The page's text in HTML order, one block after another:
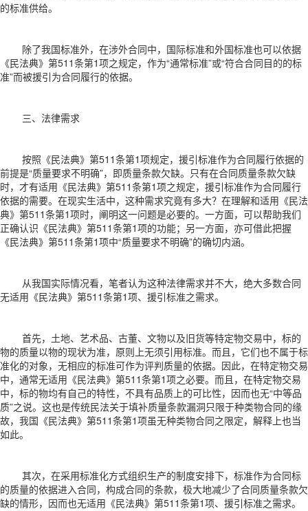
的标准供给。
除了我国标准外，在涉外合同中，国际标准和外国标准也可以依据
《民法典》第511条第1项之规定，作为“通常标准”或“符合合同目的的标
准”而被援引为合同履行的依据。
三、法律需求
按照《民法典》第511条第1项规定，援引标准作为合同履行依据的
前提是“质量要求不明确”，即质量条款欠缺。只有在合同质量条款欠缺
时，才有适用《民法典》第511条第1项之规定，援引标准作为合同履行
依据的需要。在现实生活中，这种需求究竟有多大？在理解和适用《民法
典》第511条第1项时，阐明这一问题是必要的。一方面，可以帮助我们
正确认识《民法典》第511条第1项的功能；另一方面，亦可借此把握
《民法典》第511条第1项中“质量要求不明确”的确切内涵。
从我国实际情况看，笔者认为这种法律需求并不大，绝大多数合同
无适用《民法典》第511条第1项、援引标准之需求。
首先，土地、艺术品、古董、文物以及旧货等特定物交易中，标的
物的质量以物的现状为准，原则上无须引用标准。而且，它们也不属于标
准化的对象，无相应的标准可作为评判质量的依据。因此，在特定物交易
中，通常无适用《民法典》第511条第1项之必要。而且，在特定物交易
中，标的物均有自己的特性，不具有品质上的可比性，因而也无“中等品
质”之说。这也是传统民法关于填补质量条款漏洞只限于种类物合同的缘
故，我国《民法典》第511条第1项虽无种类物合同之限定，解释上也当
如此。
其次，在采用标准化方式组织生产的制度安排下，标准作为合同标
的质量的依据进入合同，构成合同的条款，极大地减少了合同质量条款欠
缺的情形，因而也无适用《民法典》第511条第1项、援引标准之需求。